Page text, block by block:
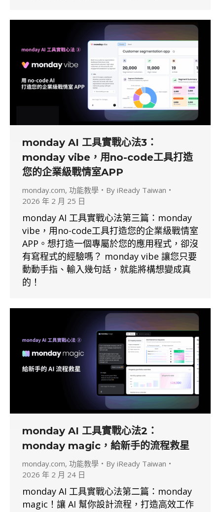
monday AI 工具實戰心法3：
monday vibe，用no-code工具打造
您的企業級戰情室APP
monday.com, 功能教學 By iReady Taiwan
2026 年 2 月 25 日
monday AI 工具實戰心法第三篇：monday
vibe，用no-code工具打造您的企業級戰情室
APP。想打造一個專屬於您的應用程式，卻沒
有寫程式的經驗嗎？ monday vibe 讓您只要
動動手指、輸入幾句話，就能將構想變成真
的！
monday AI 工具實戰心法2：
monday magic，給新手的流程救星
monday.com, 功能教學 By iReady Taiwan
2026 年 2 月 24 日
monday AI 工具實戰心法第二篇：monday
magic！讓 AI 幫你設計流程，打造高效工作